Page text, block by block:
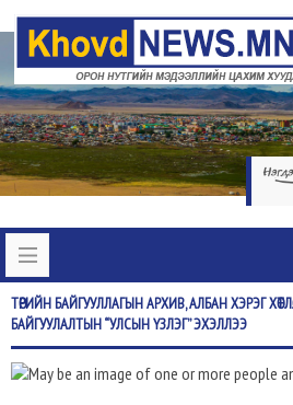
ТӨРИЙНБАЙГУУЛЛАГЫН АРХИВ, АЛБАН ХЭРЭГ
БАЙГУУЛАЛТЫН “УЛСЫН ҮЗЛЭГ” ЭХЭЛЛЭЭ